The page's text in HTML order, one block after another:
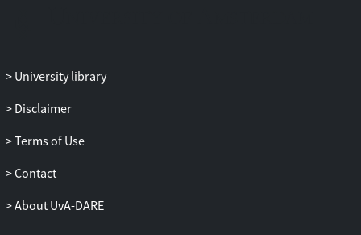
University library
Disclaimer
Terms of Use
Contact
About UvA-DARE